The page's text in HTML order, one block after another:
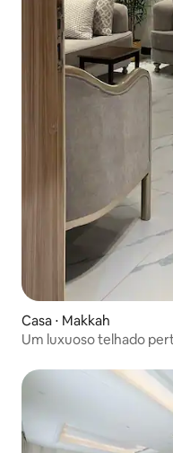
Casa ⋅ Makkah
Um luxuoso telhado